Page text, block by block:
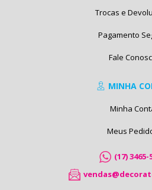
Trocas e
Pagamento
Fale
MINHA
Minha
Meus
(17) 3465-